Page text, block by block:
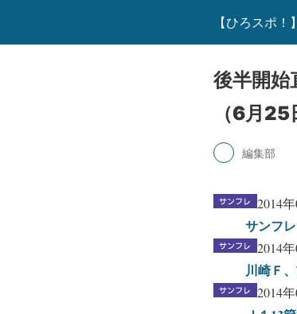
【ひろスポ
後半開
（6月25
編集部
2014
サンフ
2014
川崎Ｆ
2014